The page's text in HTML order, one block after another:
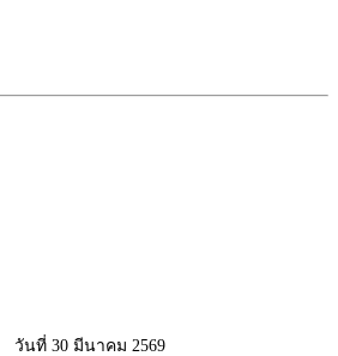
วันที่ 30 มีนาคม 2569